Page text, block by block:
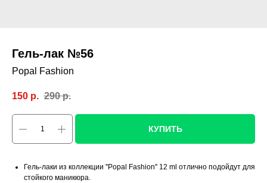
Гель-лак №56
Popal Fashion
150 р. 290 р.
КУПИТЬ
Гель-лаки из коллекции ''Popal Fashion'' 12 ml отлично подойдут для
стойкого маникюра.